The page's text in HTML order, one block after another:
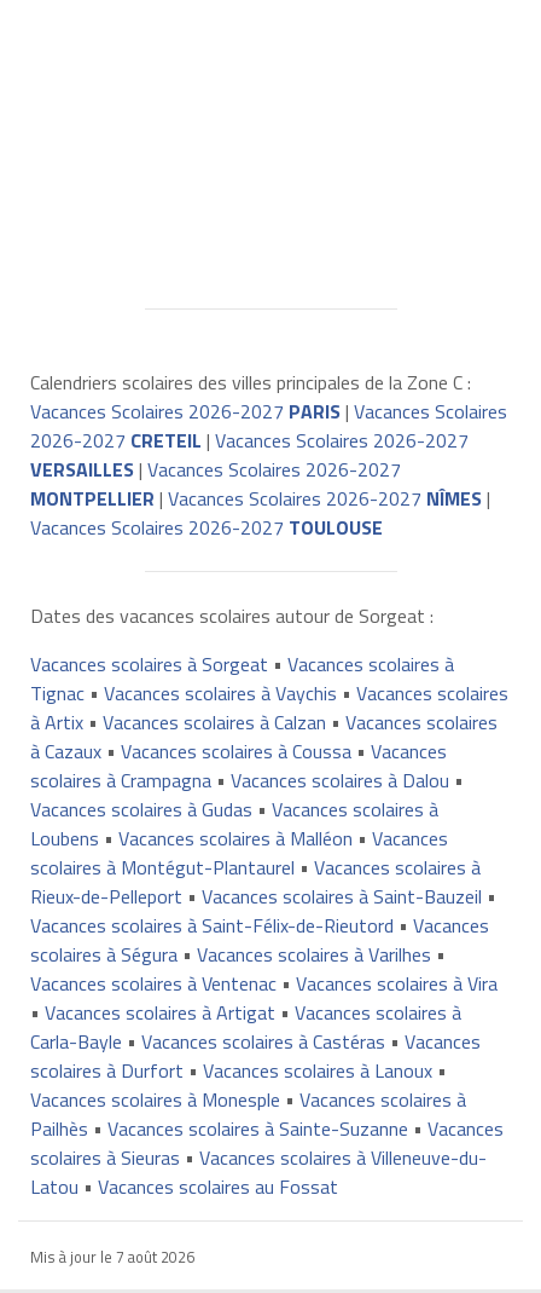
Calendriers scolaires des villes principales de la Zone C :
Vacances Scolaires 2026-2027 PARIS| Vacances Scolaires
2026-2027 CRETEIL | Vacances Scolaires 2026-2027
VERSAILLES| Vacances Scolaires 2026-2027
MONTPELLIER | Vacances Scolaires 2026-2027 NÎMES|
Vacances Scolaires 2026-2027 TOULOUSE
Dates des vacances scolaires autour de Sorgeat :
Vacances scolaires à Sorgeat • Vacances scolaires à
Tignac• Vacances scolaires à Vaychis • Vacances scolaires
à Artix• Vacances scolaires à Calzan • Vacances scolaires
à Cazaux• Vacances scolaires à Coussa• Vacances
scolaires à Crampagna• Vacances scolaires à Dalou •
Vacances scolaires à Gudas • Vacances scolaires à
Loubens • Vacances scolaires à Malléon • Vacances
scolaires à Montégut-Plantaurel • Vacances scolaires à
Rieux-de-Pelleport • Vacances scolaires à Saint-Bauzeil •
Vacances scolaires à Saint-Félix-de-Rieutord • Vacances
scolaires à Ségura• Vacances scolaires à Varilhes •
Vacances scolaires à Ventenac• Vacances scolaires à Vira
• Vacances scolaires à Artigat • Vacances scolaires à
Carla-Bayle • Vacances scolaires à Castéras • Vacances
scolaires à Durfort • Vacances scolaires à Lanoux•
Vacances scolaires à Monesple • Vacances scolaires à
Pailhès • Vacances scolaires à Sainte-Suzanne • Vacances
scolaires à Sieuras • Vacances scolaires à Villeneuve-du-
Latou • Vacances scolaires au Fossat
Mis à jour le 7 août 2026